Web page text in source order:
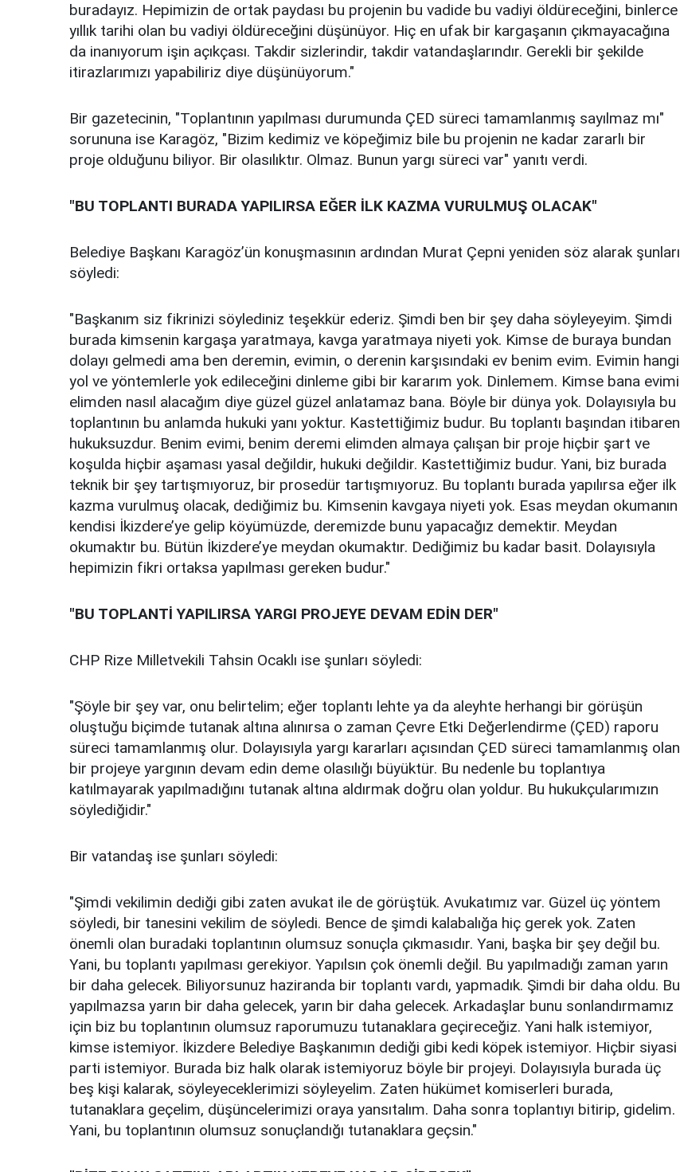
buradayız. Hepimizin de ortak paydası bu projenin bu vadide bu vadiyi öldüreceğini, binlerce
yıllık tarihi olan bu vadiyi öldüreceğini düşünüyor. Hiç en ufak bir kargaşanın çıkmayacağına
da inanıyorum işin açıkçası. Takdir sizlerindir, takdir vatandaşlarındır. Gerekli bir şekilde
itirazlarımızı yapabiliriz diye düşünüyorum."
Bir gazetecinin, "Toplantının yapılması durumunda ÇED süreci tamamlanmış sayılmaz mı"
sorununa ise Karagöz, "Bizim kedimiz ve köpeğimiz bile bu projenin ne kadar zararlı bir
proje olduğunu biliyor. Bir olasılıktır. Olmaz. Bunun yargı süreci var" yanıtı verdi.
"BU TOPLANTI BURADA YAPILIRSA EĞER İLK KAZMA VURULMUŞ OLACAK"
Belediye Başkanı Karagöz’ün konuşmasının ardından Murat Çepni yeniden söz alarak şunları
söyledi:
"Başkanım siz fikrinizi söylediniz teşekkür ederiz. Şimdi ben bir şey daha söyleyeyim. Şimdi
burada kimsenin kargaşa yaratmaya, kavga yaratmaya niyeti yok. Kimse de buraya bundan
dolayı gelmedi ama ben deremin, evimin, o derenin karşısındaki ev benim evim. Evimin hangi
yol ve yöntemlerle yok edileceğini dinleme gibi bir kararım yok. Dinlemem. Kimse bana evimi
elimden nasıl alacağım diye güzel güzel anlatamaz bana. Böyle bir dünya yok. Dolayısıyla bu
toplantının bu anlamda hukuki yanı yoktur. Kastettiğimiz budur. Bu toplantı başından itibaren
hukuksuzdur. Benim evimi, benim deremi elimden almaya çalışan bir proje hiçbir şart ve
koşulda hiçbir aşaması yasal değildir, hukuki değildir. Kastettiğimiz budur. Yani, biz burada
teknik bir şey tartışmıyoruz, bir prosedür tartışmıyoruz. Bu toplantı burada yapılırsa eğer ilk
kazma vurulmuş olacak, dediğimiz bu. Kimsenin kavgaya niyeti yok. Esas meydan okumanın
kendisi İkizdere’ye gelip köyümüzde, deremizde bunu yapacağız demektir. Meydan
okumaktır bu. Bütün İkizdere’ye meydan okumaktır. Dediğimiz bu kadar basit. Dolayısıyla
hepimizin fikri ortaksa yapılması gereken budur."
"BU TOPLANTİ YAPILIRSA YARGI PROJEYE DEVAM EDİN DER"
CHP Rize Milletvekili Tahsin Ocaklı ise şunları söyledi:
"Şöyle bir şey var, onu belirtelim; eğer toplantı lehte ya da aleyhte herhangi bir görüşün
oluştuğu biçimde tutanak altına alınırsa o zaman Çevre Etki Değerlendirme (ÇED) raporu
süreci tamamlanmış olur. Dolayısıyla yargı kararları açısından ÇED süreci tamamlanmış olan
bir projeye yargının devam edin deme olasılığı büyüktür. Bu nedenle bu toplantıya
katılmayarak yapılmadığını tutanak altına aldırmak doğru olan yoldur. Bu hukukçularımızın
söylediğidir."
Bir vatandaş ise şunları söyledi:
"Şimdi vekilimin dediği gibi zaten avukat ile de görüştük. Avukatımız var. Güzel üç yöntem
söyledi, bir tanesini vekilim de söyledi. Bence de şimdi kalabalığa hiç gerek yok. Zaten
önemli olan buradaki toplantının olumsuz sonuçla çıkmasıdır. Yani, başka bir şey değil bu.
Yani, bu toplantı yapılması gerekiyor. Yapılsın çok önemli değil. Bu yapılmadığı zaman yarın
bir daha gelecek. Biliyorsunuz haziranda bir toplantı vardı, yapmadık. Şimdi bir daha oldu. Bu
yapılmazsa yarın bir daha gelecek, yarın bir daha gelecek. Arkadaşlar bunu sonlandırmamız
için biz bu toplantının olumsuz raporumuzu tutanaklara geçireceğiz. Yani halk istemiyor,
kimse istemiyor. İkizdere Belediye Başkanımın dediği gibi kedi köpek istemiyor. Hiçbir siyasi
parti istemiyor. Burada biz halk olarak istemiyoruz böyle bir projeyi. Dolayısıyla burada üç
beş kişi kalarak, söyleyeceklerimizi söyleyelim. Zaten hükümet komiserleri burada,
tutanaklara geçelim, düşüncelerimizi oraya yansıtalım. Daha sonra toplantıyı bitirip, gidelim.
Yani, bu toplantının olumsuz sonuçlandığı tutanaklara geçsin."